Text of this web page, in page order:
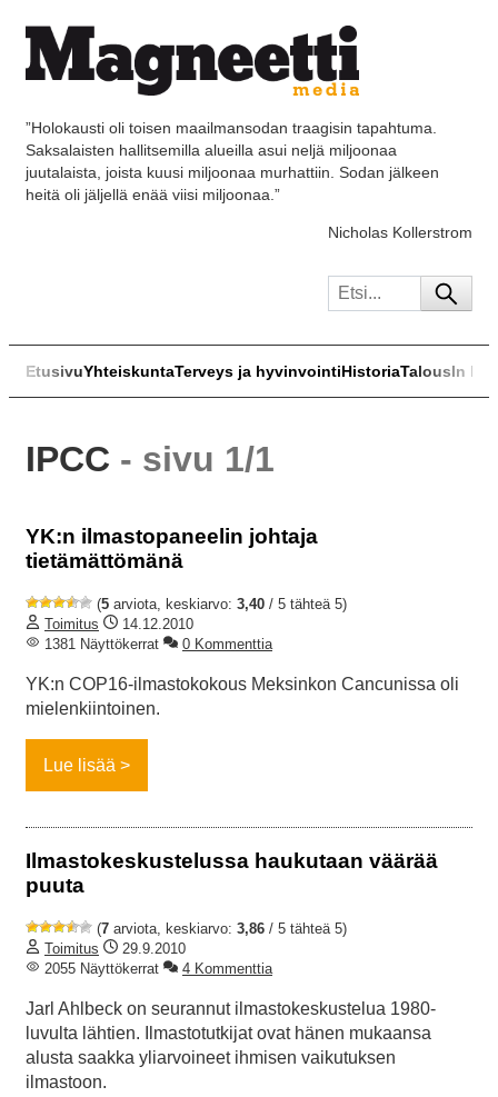
”Holokausti oli toisen maailmansodan traagisin tapahtuma.
Saksalaisten hallitsemilla alueilla asui neljä miljoonaa
juutalaista, joista kuusi miljoonaa murhattiin. Sodan jälkeen
heitä oli jäljellä enää viisi miljoonaa.”
Nicholas Kollerstrom
EtusivuYhteiskuntaTerveys ja hyvinvointiHistoriaTalousIn
IPCC - sivu 1/1
YK:n ilmastopaneelin johtaja
tietämättömänä
(5 arviota, keskiarvo: 3,40 / 5 tähteä 5)
Toimitus
14.12.2010
1381 Näyttökerrat
0 Kommenttia
YK:n COP16-ilmastokokous Meksinkon Cancunissa oli
mielenkiintoinen.
Lue lisää
Ilmastokeskustelussa haukutaan väärää
puuta
(7 arviota, keskiarvo: 3,86 / 5 tähteä 5)
Toimitus
29.9.2010
2055 Näyttökerrat
4 Kommenttia
Jarl Ahlbeck on seurannut ilmastokeskustelua 1980-
luvulta lähtien. Ilmastotutkijat ovat hänen mukaansa
alusta saakka yliarvoineet ihmisen vaikutuksen
ilmastoon.